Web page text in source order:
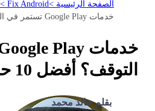
الصفحة الرئيسية >Fix Android >
خدمات Google Play تستمر في التوقف؟ أفضل 10 حلول هنا
التوقف؟ أفضل 10 حلول هنا
بقلم خالد محمد